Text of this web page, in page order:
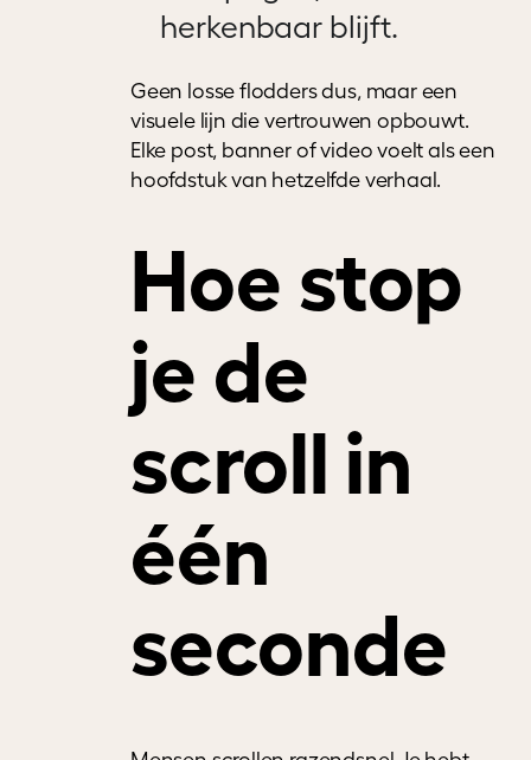
herkenbaar blijft.
Geen losse flodders dus, maar een
visuele lijn die vertrouwen opbouwt.
Elke post, banner of video voelt als een
hoofdstuk van hetzelfde verhaal.
Hoe stop
je de
scroll in
één
seconde